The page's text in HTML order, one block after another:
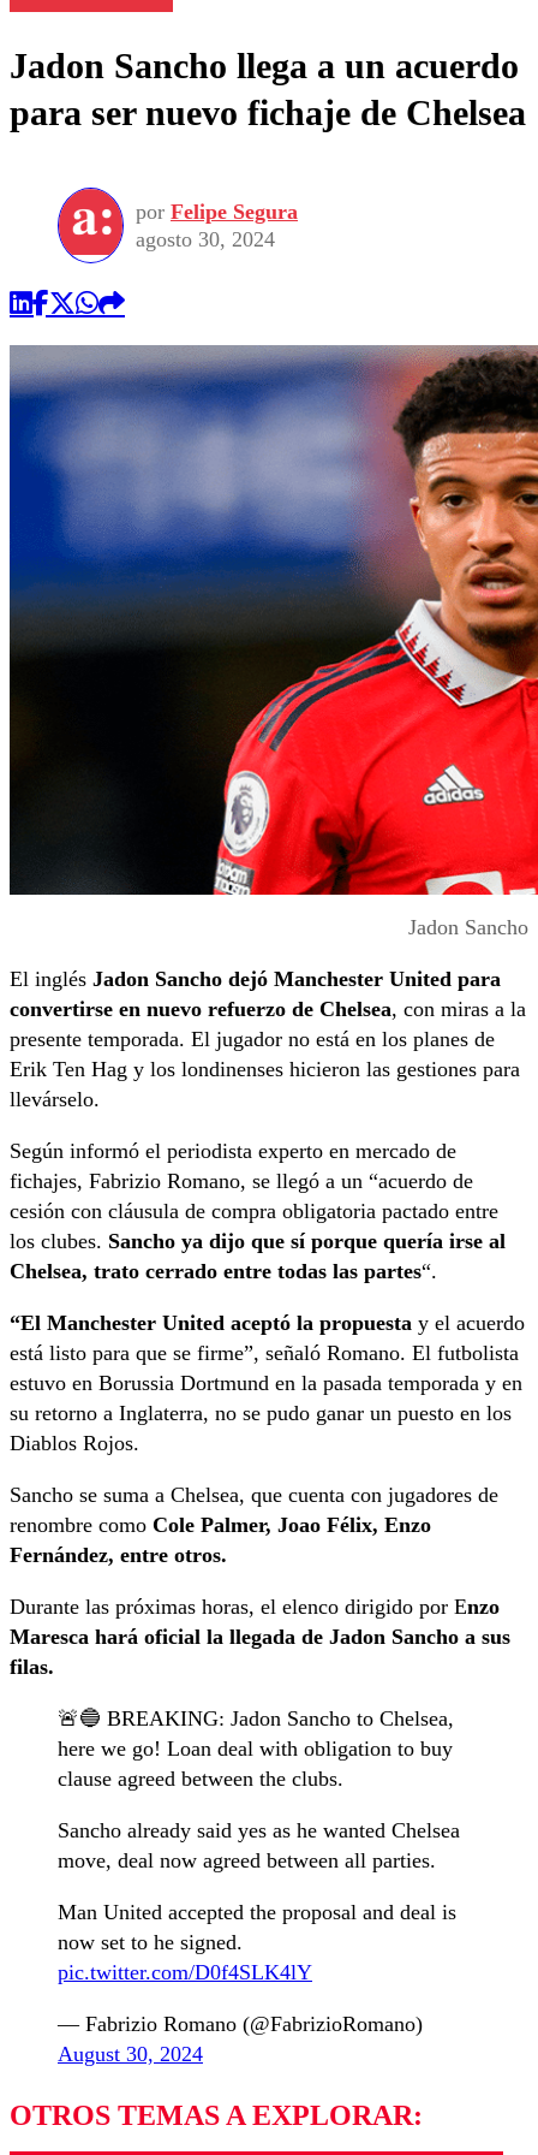
Jadon Sancho llega a un acuerdo
para ser nuevo fichaje de Chelsea
por Felipe Segura
agosto 30, 2024
Jadon Sancho
El inglés Jadon Sancho dejó Manchester United para
convertirse en nuevo refuerzo de Chelsea, con miras a la
presente temporada. El jugador no está en los planes de
Erik Ten Hag y los londinenses hicieron las gestiones para
llevárselo.
Según informó el periodista experto en mercado de
fichajes, Fabrizio Romano, se llegó a un “acuerdo de
cesión con cláusula de compra obligatoria pactado entre
los clubes. Sancho ya dijo que sí porque quería irse al
Chelsea, trato cerrado entre todas las partes“.
“El Manchester United aceptó la propuesta y el acuerdo
está listo para que se firme”, señaló Romano. El futbolista
estuvo en Borussia Dortmund en la pasada temporada y en
su retorno a Inglaterra, no se pudo ganar un puesto en los
Diablos Rojos.
Sancho se suma a Chelsea, que cuenta con jugadores de
renombre como Cole Palmer, Joao Félix, Enzo
Fernández, entre otros.
Durante las próximas horas, el elenco dirigido por Enzo
Maresca hará oficial la llegada de Jadon Sancho a sus
filas.
🚨🔵 BREAKING: Jadon Sancho to Chelsea,
here we go! Loan deal with obligation to buy
clause agreed between the clubs.
Sancho already said yes as he wanted Chelsea
move, deal now agreed between all parties.
Man United accepted the proposal and deal is
now set to he signed.
pic.twitter.com/D0f4SLK4lY
— Fabrizio Romano (@FabrizioRomano)
August 30, 2024
OTROS TEMAS A EXPLORAR: